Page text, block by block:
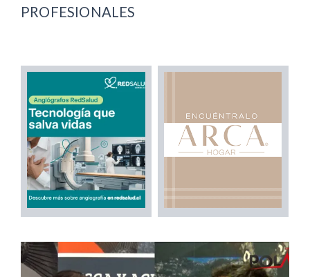
PROFESIONALES